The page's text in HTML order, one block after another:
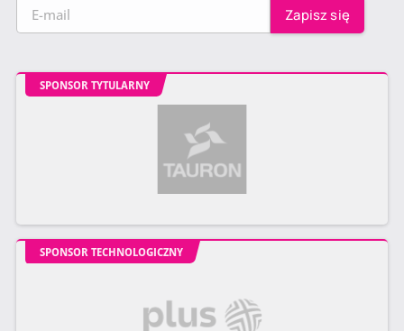
SPONSOR TYTULARNY
SPONSOR TECHNOLOGICZNY